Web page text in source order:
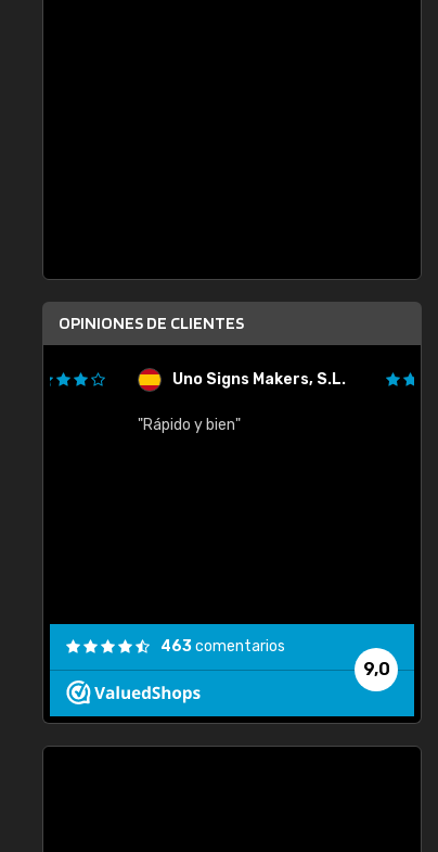
OPINIONES DE CLIENTES
Uno Signs Makers, S.L.
"Rápido y bien"
9,0
463comentarios